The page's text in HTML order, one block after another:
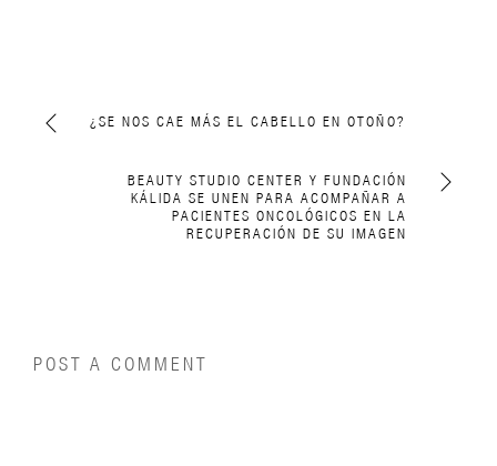
¿SE NOS CAE MÁS EL CABELLO EN OTOÑO?
BEAUTY STUDIO CENTER Y FUNDACIÓN
KÁLIDA SE UNEN PARA ACOMPAÑAR A
PACIENTES ONCOLÓGICOS EN LA
RECUPERACIÓN DE SU IMAGEN
POST A COMMENT